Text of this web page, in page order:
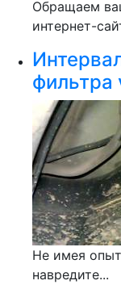
Обращаем
интернет-
фильтра
Не имея
навредите...